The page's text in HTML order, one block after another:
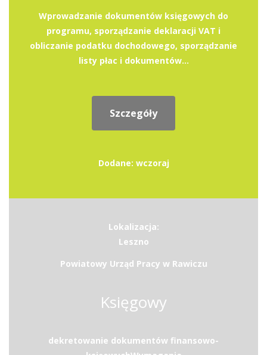
Wprowadzanie dokumentów księgowych do
programu, sporządzanie deklaracji VAT i
obliczanie podatku dochodowego, sporządzanie
listy płac i dokumentów...
Szczegóły
Dodane: wczoraj
Lokalizacja:
Leszno
Powiatowy Urząd Pracy w Rawiczu
Księgowy
dekretowanie dokumentów finansowo-